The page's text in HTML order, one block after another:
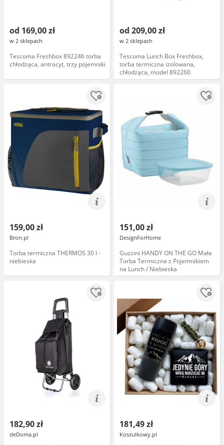
od 169,00 zł
w 2 sklepach
Tescoma Freshbox 892246 torba
chłodząca, antracyt, trzy pojemniki
od 209,00 zł
w 2 sklepach
Tescoma Lunch Box Freshbox,
torba termiczna izolowana,
chłodząca, model 892260
159,00 zł
Bron.pl
Torba termiczna THERMOS 30 l -
niebieska
151,00 zł
DesignForHome
Guzzini HANDY ON THE GO Mała
Torba Termiczna z Pojemnikiem
na Lunch / Niebieska
182,90 zł
deDoma.pl
181,49 zł
Koszulkowy.pl